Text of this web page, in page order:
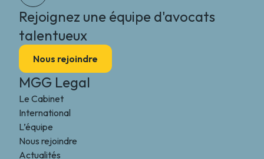
Rejoignez une équipe d'avocats
talentueux
Nous rejoindre
MGG Legal
Le Cabinet
International
L’équipe
Nous rejoindre
Actualités